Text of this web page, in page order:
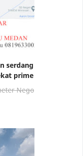
serdang
prime
Nego